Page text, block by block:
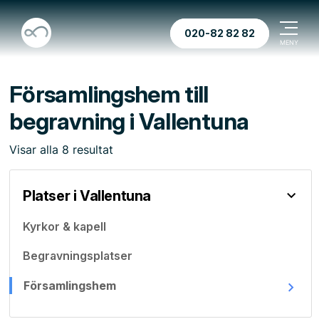
020-82 82 82
Församlingshem till
begravning i Vallentuna
Visar alla 8 resultat
Platser i Vallentuna
Kyrkor & kapell
Begravningsplatser
Församlingshem